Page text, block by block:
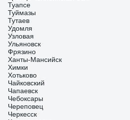
Туапсе
Туймазы
Тутаев
Удомля
Узловая
Ульяновск
Фрязино
Ханты-Мансийск
Химки
Хотьково
Чайковский
Чапаевск
Чебоксары
Череповец
Черкесск